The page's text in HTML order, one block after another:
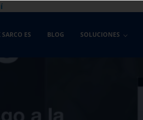
ES BLOG SOLUCIONES